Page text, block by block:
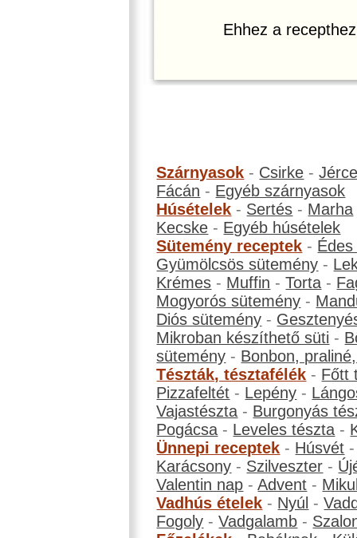
Ehhez a
Szárnyasok - Csirke -
Fácán - Egyéb szárnyasok
Húsételek - Sertés - Marha
Kecske - Egyéb húsételek
Sütemény receptek -
Gyümölcsös sütemény -
Krémes - Muffin -Torta -
Mogyorós sütemény -
Diós sütemény -
Mikroban készíthető süti -
sütemény - Bonbon,
Tészták, tésztafélék - Főtt
Pizzafeltét - Lepény -
Vajastészta - Burgonyás
Pogácsa - Leveles tészta -
Ünnepi receptek - Húsvét
Karácsony - Szilveszter -
Valentin nap -Advent -
Vadhús ételek - Nyúl -
Fogoly -Vadgalamb -